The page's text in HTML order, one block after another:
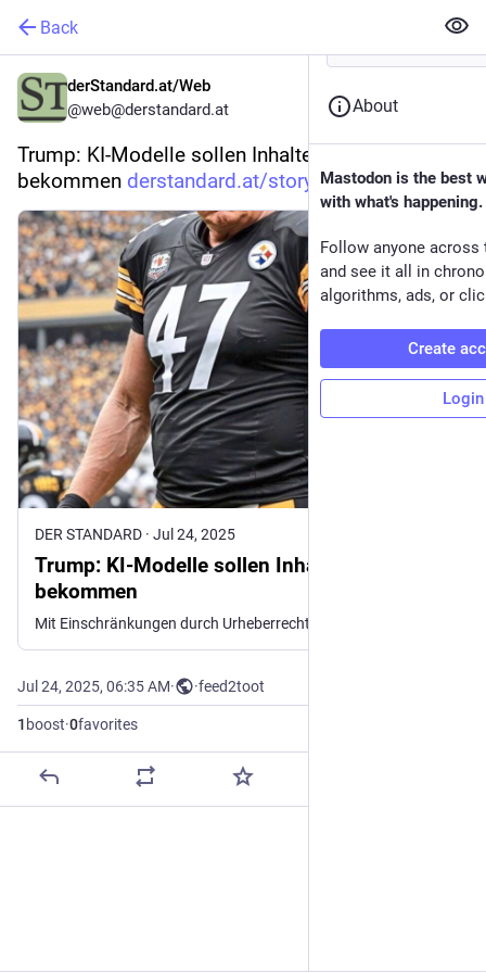
Back
derStandard.at/Web
@web@derstandard.at
Trump: KI-Modelle sollen Inhalte kostenlos
bekommen derstandard.at/story/300000028
DER STANDARD · Jul 24, 2025
Trump: KI-Modelle sollen Inhalte kostenlos
bekommen
Jul 24, 2025, 06:35 AM· ·feed2toot
1boost·0favorites
About
Mastodon is the best
with what's happening.
Follow anyone across
and see it all in
algorithms, ads, or
Create
Login